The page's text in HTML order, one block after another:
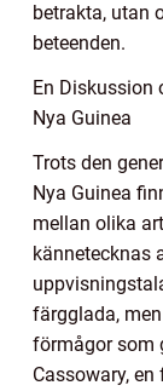
betrakta, utan
beteenden.
En Diskussion
Nya Guinea
Trots den
Nya Guinea
mellan olika
kännetecknas
färgglada,
förmågor som
Cassowary,